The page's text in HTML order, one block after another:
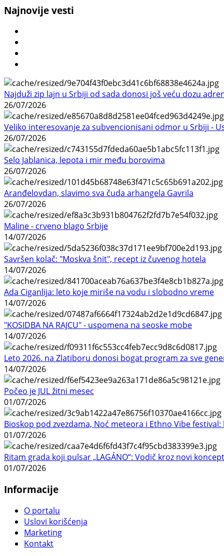
Najnovije vesti
Najduži zip lajn u Srbiji od sada donosi još veću dozu
26/07/2026
Veliko interesovanje za subvencionisani odmor u Srbiji -
26/07/2026
Selo Jablanica, lepota i mir među borovima
26/07/2026
Aranđelovdan, slavimo sva čuda arhangela Gavrila
26/07/2026
Maline - crveno blago Srbije
14/07/2026
Savršen kolač: "Moskva šnit", recept iz čuvenog hotela
14/07/2026
Ada Ciganlija: leto koje miriše na vodu i slobodno vreme
14/07/2026
"KOSIDBA NA RAJCU" - uspomena na seoske mobe
14/07/2026
Leto 2026. na Zlatiboru donosi bogat program za sve
14/07/2026
Počeo je JUL žitni mesec
01/07/2026
Bioskop pod zvezdama, Noć meteora i Ethno Vibe
01/07/2026
Ritam grada koji pulsar „LAGÁNO“: Vodič kroz novi
01/07/2026
Informacije
O portalu
Uslovi korišćenja
Marketing
Kontakt